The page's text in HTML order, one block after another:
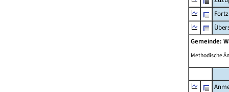
Gemeinde:
Methodische